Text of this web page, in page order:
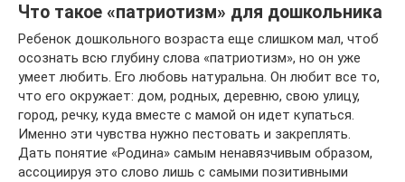
Что такое «патриотизм» для дошкольника
Ребенок дошкольного возраста еще слишком мал, чтоб
осознать всю глубину слова «патриотизм», но он уже
умеет любить. Его любовь натуральна. Он любит все то,
что его окружает: дом, родных, деревню, свою улицу,
город, речку, куда вместе с мамой он идет купаться.
Именно эти чувства нужно пестовать и закреплять.
Дать понятие «Родина» самым ненавязчивым образом,
ассоциируя это слово лишь с самыми позитивными